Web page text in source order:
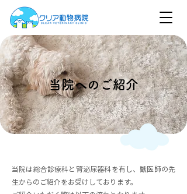
当院へのご紹介
当院は総合診療科と腎泌尿器科を有し、獣医師の先
生からのご紹介をお受けしております。